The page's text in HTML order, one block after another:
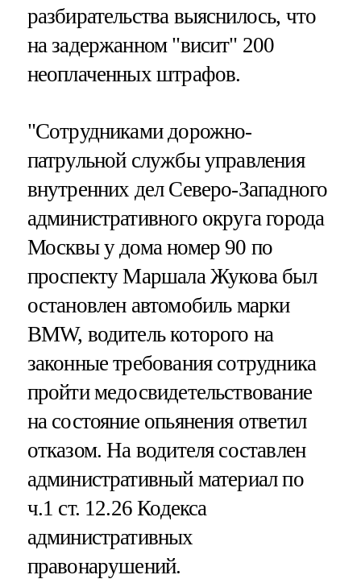
разбирательства выяснилось, что
на задержанном "висит" 200
неоплаченных штрафов.
"Сотрудниками дорожно-
патрульной службы управления
внутренних дел Северо-Западного
административного округа города
Москвы у дома номер 90 по
проспекту Маршала Жукова был
остановлен автомобиль марки
BMW, водитель которого на
законные требования сотрудника
пройти медосвидетельствование
на состояние опьянения ответил
отказом. На водителя составлен
административный материал по
ч.1 ст. 12.26 Кодекса
административных
правонарушений.